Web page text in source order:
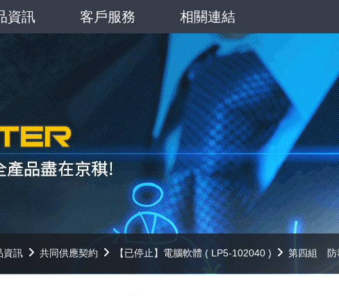
資訊 客戶服務 相關連結
資訊 共同供應契約 【已停止】電腦軟體 ( LP5-102040 ) 第四組 防